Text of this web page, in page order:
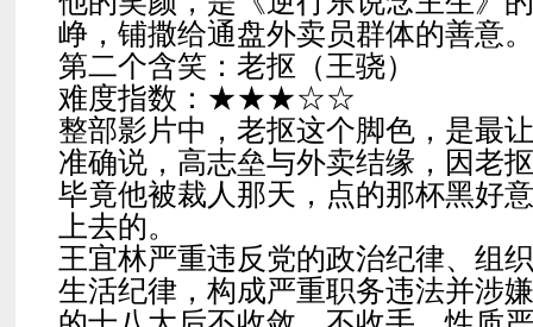
峥，铺撒给通盘外卖员群体的善意。
第二个含笑：老抠（王骁）
难度指数：★★★☆☆
整部影片中，老抠这个脚色，是最
准确说，高志垒与外卖结缘，因老
毕竟他被裁人那天，点的那杯黑好
上去的。
王宜林严重违反党的政治纪律、组
生活纪律，构成严重职务违法并涉